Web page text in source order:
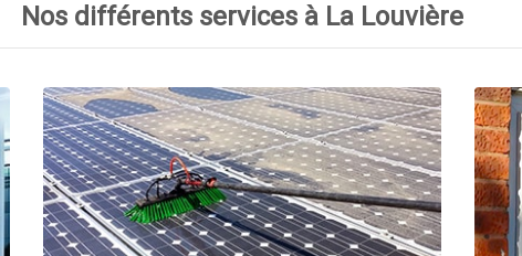
Nos différents services à La Louvière